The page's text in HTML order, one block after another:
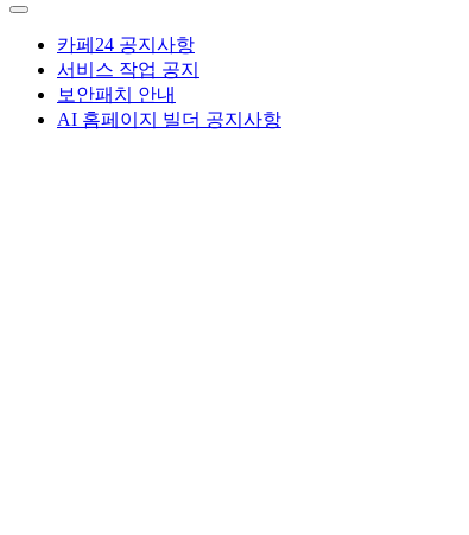
카페24 공지사항
서비스 작업 공지
보안패치 안내
AI 홈페이지 빌더 공지사항